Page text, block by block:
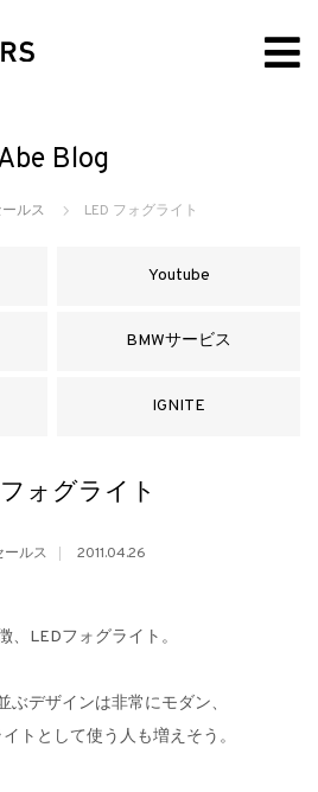
Blog
ルス LED フォグライト
Youtube
BMWサービス
IGNITE
ォグライト
ールス 2011.04.26
、LEDフォグライト。
デザインは非常にモダン、
トとして使う人も増えそう。